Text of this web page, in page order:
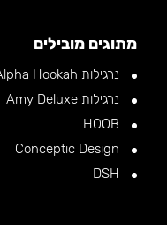
מתוגים מובילים
נרגילות Alpha Hookah
נרגילות Amy Deluxe